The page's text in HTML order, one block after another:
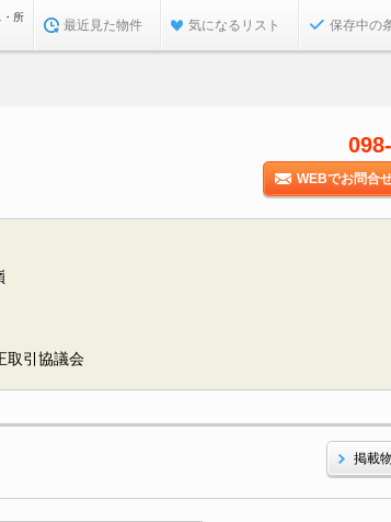
・所
最近見た物件 気になるリスト 保存中の
WEBでお問合
取引協議会
掲載